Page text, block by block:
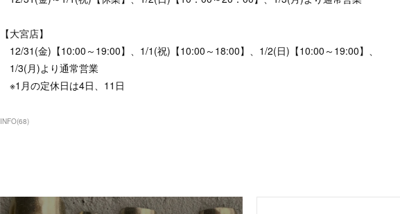
【大宮店】
12/31(金)【10:00～19:00】、1/1(祝)【10:00～18:00】、1/2(日)【10:00～19:00】、
1/3(月)より通常営業
※1月の定休日は4日、11日
INFO(68)